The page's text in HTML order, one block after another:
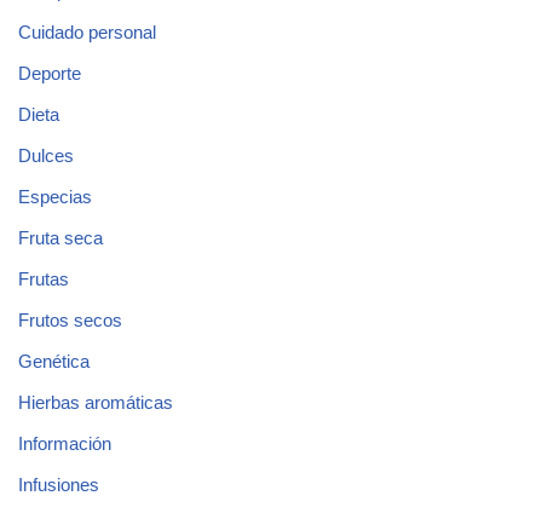
Cuidado personal
Deporte
Dieta
Dulces
Especias
Fruta seca
Frutas
Frutos secos
Genética
Hierbas aromáticas
Información
Infusiones